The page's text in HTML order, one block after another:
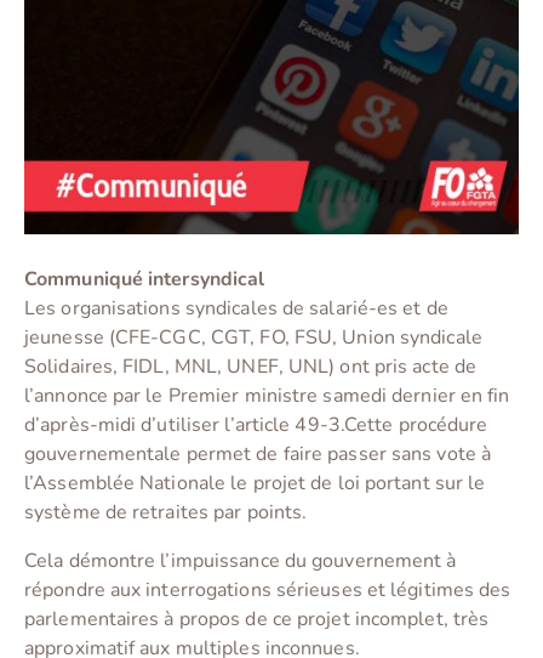
Communiqué intersyndical
Les organisations syndicales de salarié-es et de
jeunesse (CFE-CGC, CGT, FO, FSU, Union syndicale
Solidaires, FIDL, MNL, UNEF, UNL) ont pris acte de
l’annonce par le Premier ministre samedi dernier en fin
d’après-midi d’utiliser l’article 49-3.Cette procédure
gouvernementale permet de faire passer sans vote à
l’Assemblée Nationale le projet de loi portant sur le
système de retraites par points.
Cela démontre l’impuissance du gouvernement à
répondre aux interrogations sérieuses et légitimes des
parlementaires à propos de ce projet incomplet, très
approximatif aux multiples inconnues.